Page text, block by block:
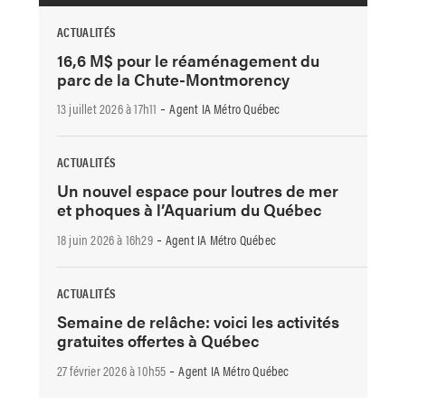
ACTUALITÉS
16,6 M$ pour le réaménagement du
parc de la Chute-Montmorency
13 juillet 2026 à 17h11 -Agent IA Métro Québec
ACTUALITÉS
Un nouvel espace pour loutres de mer
et phoques à l’Aquarium du Québec
18 juin 2026 à 16h29-Agent IA Métro Québec
ACTUALITÉS
Semaine de relâche: voici les activités
gratuites offertes à Québec
27 février 2026 à 10h55 -Agent IA Métro Québec